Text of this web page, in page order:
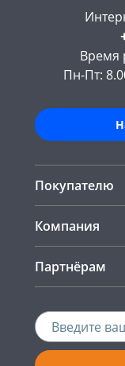
Время
Пн-Пт:
Покупателю
Компания
Партнёрам